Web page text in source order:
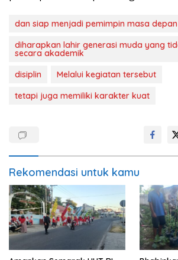
dan siap menjadi pemimpin masa
diharapkan lahir generasi muda yang
secara akademik
disiplin
Melalui kegiatan tersebut
tetapi juga memiliki karakter kuat
Rekomendasi untuk kamu